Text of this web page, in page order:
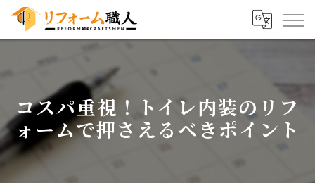
コスパ重視！トイレ内装のリフ
ォームで押さえるべきポイント